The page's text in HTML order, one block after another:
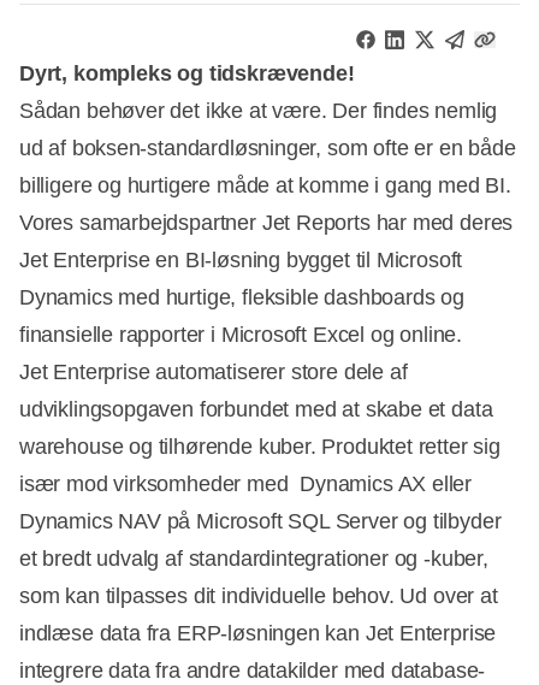
Dyrt, kompleks og tidskrævende!
Sådan behøver det ikke at være. Der findes nemlig
ud af boksen-standardløsninger, som ofte er en både
billigere og hurtigere måde at komme i gang med BI.
Vores samarbejdspartner Jet Reports har med deres
Jet Enterprise en BI-løsning bygget til Microsoft
Dynamics med hurtige, fleksible dashboards og
finansielle rapporter i Microsoft Excel og online.
Jet Enterprise automatiserer store dele af
udviklingsopgaven forbundet med at skabe et data
warehouse og tilhørende kuber. Produktet retter sig
især mod virksomheder med Dynamics AX eller
Dynamics NAV på Microsoft SQL Server og tilbyder
et bredt udvalg af standardintegrationer og -kuber,
som kan tilpasses dit individuelle behov. Ud over at
indlæse data fra ERP-løsningen kan Jet Enterprise
integrere data fra andre datakilder med database-